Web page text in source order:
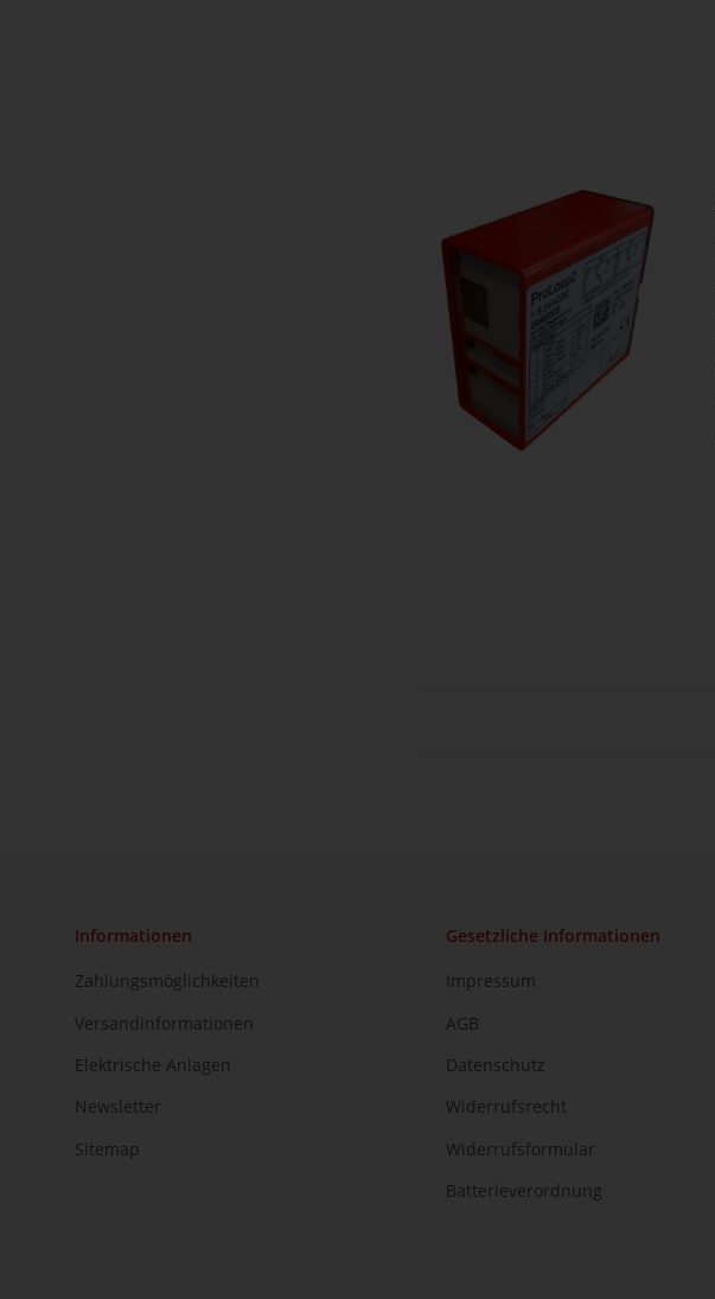
Informationen
Zahlungsmöglichkeiten
Versandinformationen
Elektrische Anlagen
Newsletter
Sitemap
Gesetzliche Informationen
Impressum
AGB
Datenschutz
Widerrufsrecht
Widerrufsformular
Batterieverordnung